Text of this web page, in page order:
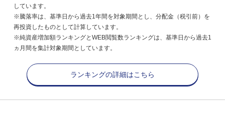
しています。
※騰落率は、基準日から過去1年間を対象期間とし、分配金（税引前）を
再投資したものとして計算しています。
※純資産増加額ランキングとWEB閲覧数ランキングは、基準日から過去1
ヵ月間を集計対象期間としています。
ランキングの詳細はこちら